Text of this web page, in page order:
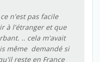
n'est pas facile
à l'étranger et que
.. cela m'avait
même demandé si
reste en France